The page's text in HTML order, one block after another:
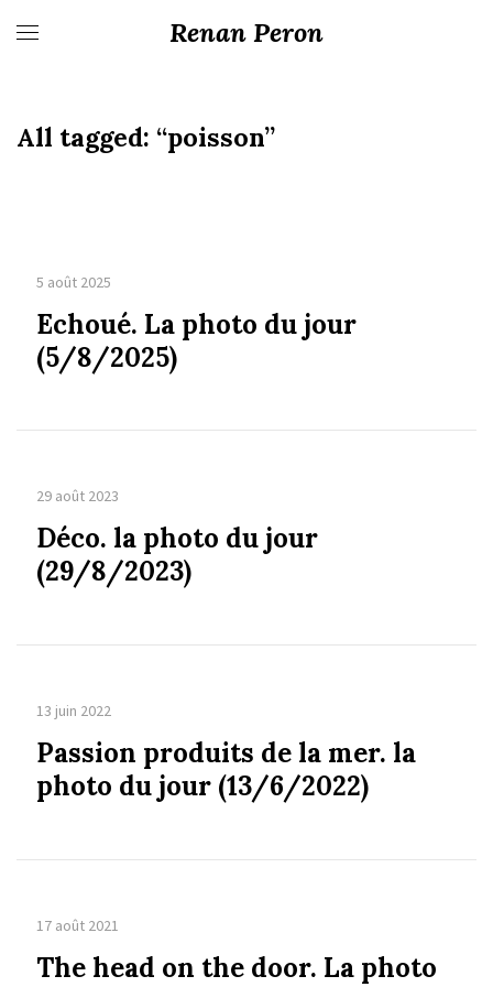
Renan Peron
All tagged: “poisson”
5 août 2025
Echoué. La photo du jour
(5/8/2025)
29 août 2023
Déco. la photo du jour
(29/8/2023)
13 juin 2022
Passion produits de la mer. la
photo du jour (13/6/2022)
17 août 2021
The head on the door. La photo